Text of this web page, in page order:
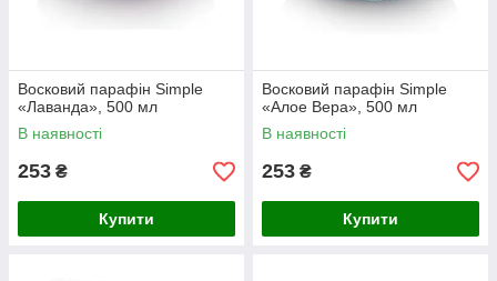
Восковий парафін Simple
«Лаванда», 500 мл
В наявності
253 ₴
Купити
Восковий парафін Simple
«Алое Вера», 500 мл
В наявності
253 ₴
Купити